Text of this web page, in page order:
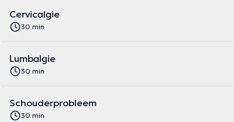
Cervicalgie
30 min
Lumbalgie
30 min
Schouderprobleem
30 min